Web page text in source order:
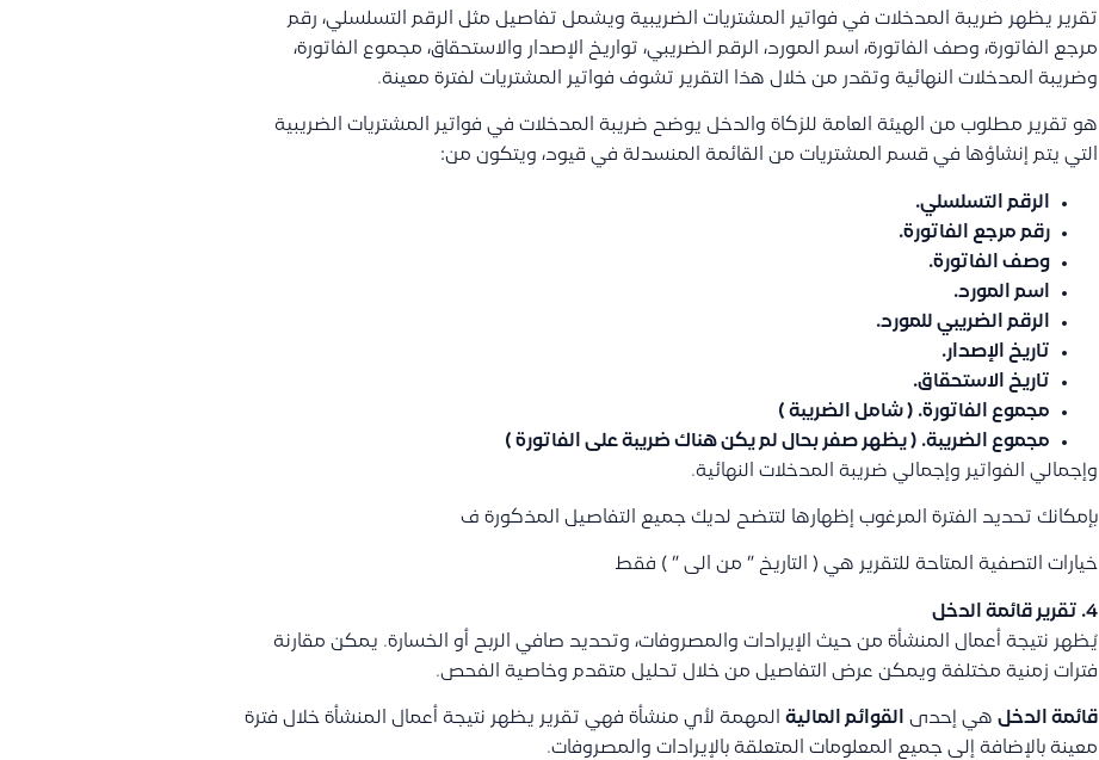
تقرير يظهر ضريبة المدخلات في فواتير المشتريات الضريبية ويشمل تفاصيل مثل الرقم التسلسلي، رقم
مرجع الفاتورة، وصف الفاتورة، اسم المورد، الرقم الضريبي، تواريخ الإصدار والاستحقاق، مجموع الفاتورة،
وضريبة المدخلات النهائية وتقدر من خلال هذا التقرير تشوف فواتير المشتريات لفترة معينة.
هو تقرير مطلوب من الهيئة العامة للزكاة والدخل يوضح ضريبة المدخلات في فواتير المشتريات الضريبية
التي يتم إنشاؤها في قسم المشتريات من القائمة المنسدلة في قيود، ويتكون من:
الرقم التسلسلي.
رقم مرجع الفاتورة.
وصف الفاتورة.
اسم المورد.
الرقم الضريبي للمورد.
تاريخ الإصدار.
تاريخ الاستحقاق.
مجموع الفاتورة. ( شامل الضريبة )
مجموع الضريبة. ( يظهر صفر بحال لم يكن هناك ضريبة على الفاتورة )
وإجمالي الفواتير وإجمالي ضريبة المدخلات النهائية.
بإمكانك تحديد الفترة المرغوب إظهارها لتتضح لديك جميع التفاصيل المذكورة ف
خيارات التصفية المتاحة للتقرير هي ( التاريخ ” من الى ” ) فقط
4. تقرير قائمة الدخل
يُظهر نتيجة أعمال المنشأة من حيث الإيرادات والمصروفات، وتحديد صافي الربح أو الخسارة. يمكن مقارنة
فترات زمنية مختلفة ويمكن عرض التفاصيل من خلال تحليل متقدم وخاصية الفحص.
قائمة الدخل هي إحدى القوائم الماليةالمهمة لأي منشأة فهي تقرير يظهر نتيجة أعمال المنشأة خلال فترة
معينة بالإضافة إلى جميع المعلومات المتعلقة بالإيرادات والمصروفات.